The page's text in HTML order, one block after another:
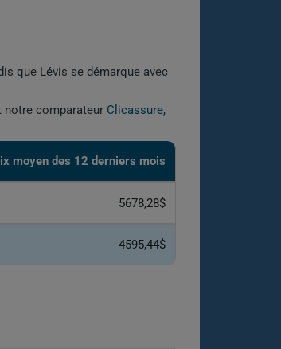
que Lévis se démarque avec
notre comparateur Clicassure,
​​moyen des 12 derniers mois
5678,28$
4595,44$